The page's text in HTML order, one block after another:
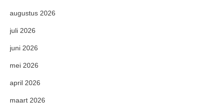
augustus 2026
juli 2026
juni 2026
mei 2026
april 2026
maart 2026